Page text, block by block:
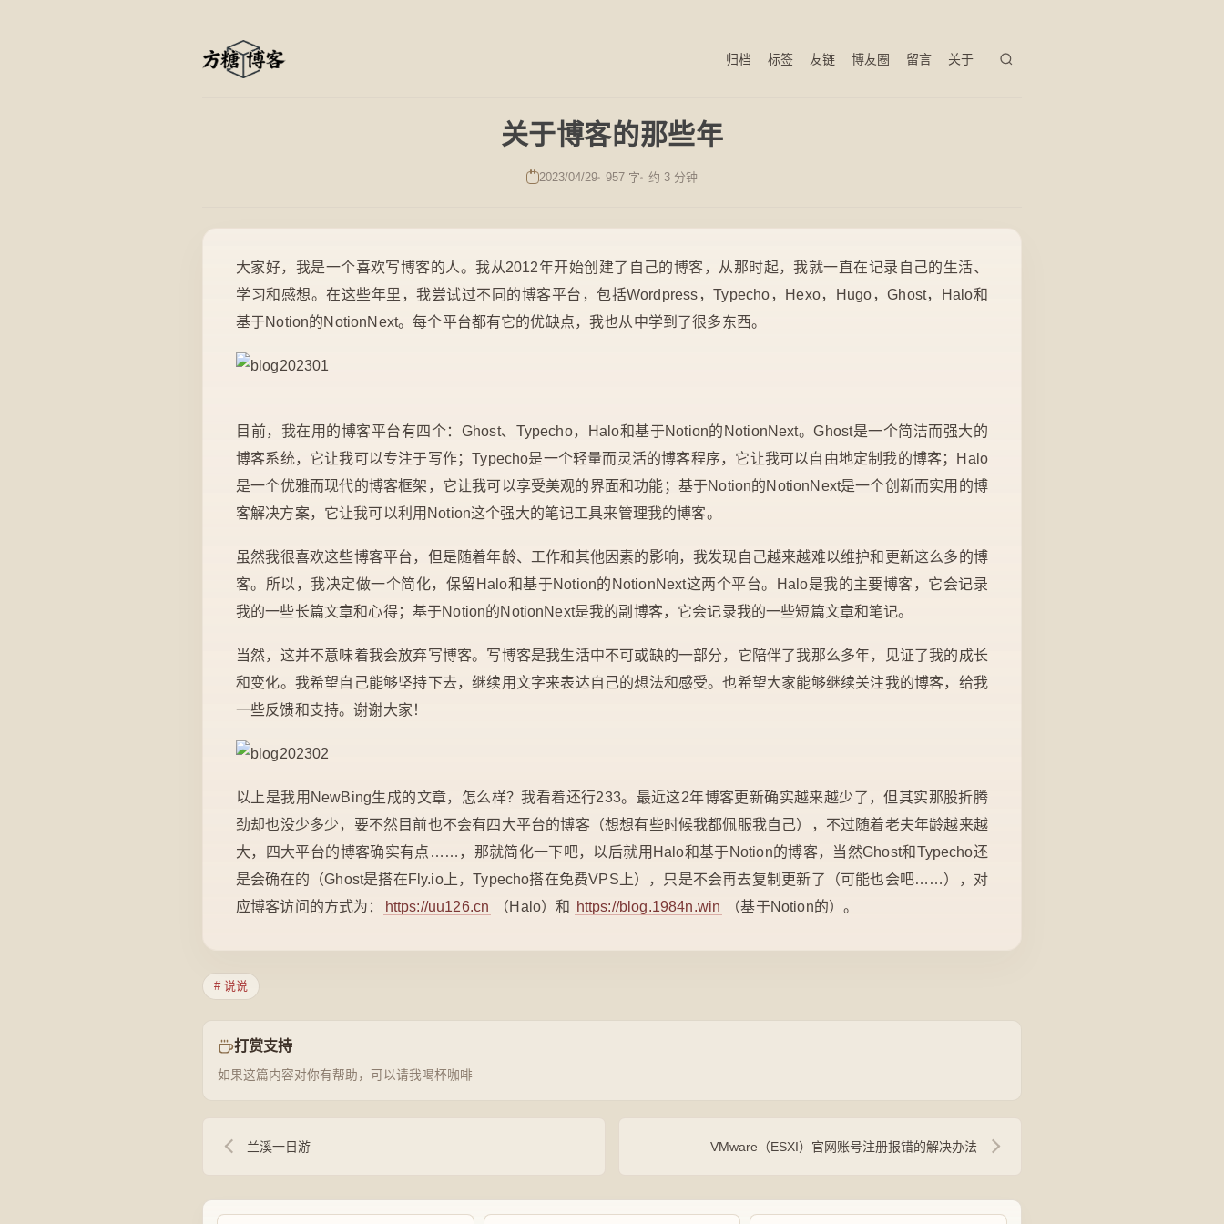
归档 标签 友链 博友圈 留言 关于
关于博客的那些年
2023/04/29 957 字 约 3 分钟
大家好，我是一个喜欢写博客的人。我从2012年开始创建了自己的博客，从那时起，我就一直在记录自己的生活、
学习和感想。在这些年里，我尝试过不同的博客平台，包括Wordpress，Typecho，Hexo，Hugo，Ghost，Halo和
基于Notion的NotionNext。每个平台都有它的优缺点，我也从中学到了很多东西。
目前，我在用的博客平台有四个：Ghost、Typecho，Halo和基于Notion的NotionNext。Ghost是一个简洁而强大的
博客系统，它让我可以专注于写作；Typecho是一个轻量而灵活的博客程序，它让我可以自由地定制我的博客；Halo
是一个优雅而现代的博客框架，它让我可以享受美观的界面和功能；基于Notion的NotionNext是一个创新而实用的博
客解决方案，它让我可以利用Notion这个强大的笔记工具来管理我的博客。
虽然我很喜欢这些博客平台，但是随着年龄、工作和其他因素的影响，我发现自己越来越难以维护和更新这么多的博
客。所以，我决定做一个简化，保留Halo和基于Notion的NotionNext这两个平台。Halo是我的主要博客，它会记录
我的一些长篇文章和心得；基于Notion的NotionNext是我的副博客，它会记录我的一些短篇文章和笔记。
当然，这并不意味着我会放弃写博客。写博客是我生活中不可或缺的一部分，它陪伴了我那么多年，见证了我的成长
和变化。我希望自己能够坚持下去，继续用文字来表达自己的想法和感受。也希望大家能够继续关注我的博客，给我
一些反馈和支持。谢谢大家！
以上是我用NewBing生成的文章，怎么样？我看着还行233。最近这2年博客更新确实越来越少了，但其实那股折腾
劲却也没少多少，要不然目前也不会有四大平台的博客（想想有些时候我都佩服我自己），不过随着老夫年龄越来越
大，四大平台的博客确实有点……，那就简化一下吧，以后就用Halo和基于Notion的博客，当然Ghost和Typecho还
是会确在的（Ghost是搭在Fly.io上，Typecho搭在免费VPS上），只是不会再去复制更新了（可能也会吧……），对
应博客访问的方式为：
https://uu126.cn （Halo）和 https://blog.1984n.win （基于Notion的）。
# 说说
打赏支持
如果这篇内容对你有帮助，可以请我喝杯咖啡
兰溪一日游 VMware（ESXI）官网账号注册报错的解决办法